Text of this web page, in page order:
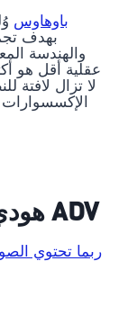
باوهاوس
بهدف
والهندسة
عقلية أقل هو
لا تزال لافتة
هودي من نايك بينك ثيرما-فت ADV